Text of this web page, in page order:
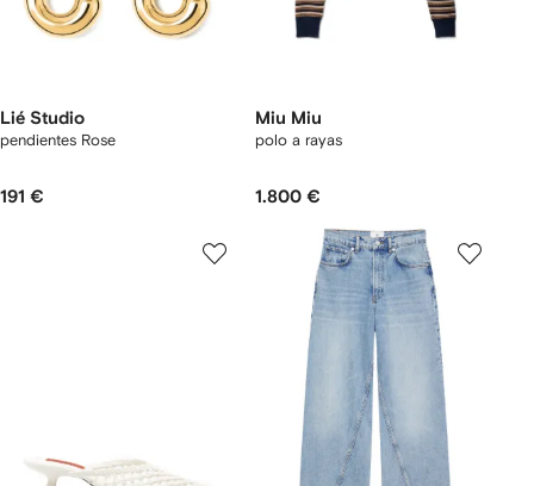
Lié Studio
pendientes Rose
191 €
Miu Miu
polo a rayas
1.800 €